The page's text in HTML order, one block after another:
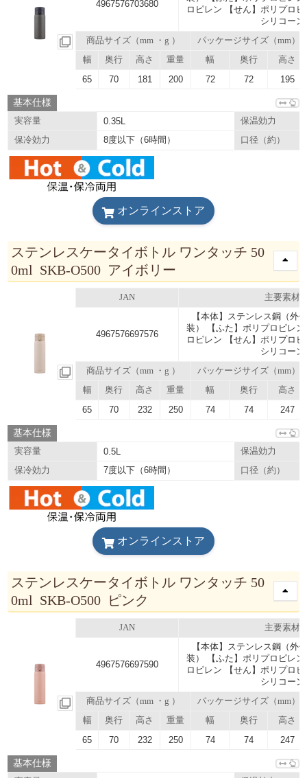
4967576703680
ロピレン 【せん】ポリプロ
シリコーン
商品サイズ（mm ・g ）
パッケージサイズ（mm）
幅
奥行 高さ 重量 幅 奥行 高さ
65 70 181 200 72 72 195
基本仕様
実容量 0.35L
保温効力
保冷効力
8度以下（6時間） 口径（約）
オンラインストア
ステンレスケータイボトル ワンタッチ 50
0ml SKB-O500 アイボリー
JAN 主要素材
4967576697576
【本体】ステンレス鋼（外
装） 【ふた】ポリプロピレ
ロピレン 【せん】ポリプロ
シリコーン
商品サイズ（mm ・g ）
パッケージサイズ（mm）
幅
奥行 高さ 重量 幅 奥行 高さ
65 70 232 250 74 74 247
基本仕様
実容量 0.5L
保温効力
保冷効力
7度以下（6時間） 口径（約）
オンラインストア
ステンレスケータイボトル ワンタッチ 50
0ml SKB-O500 ピンク
JAN 主要素材
4967576697590
【本体】ステンレス鋼（外
装） 【ふた】ポリプロピレ
ロピレン 【せん】ポリプロ
シリコーン
商品サイズ（mm ・g ）
パッケージサイズ（mm）
幅
奥行 高さ 重量 幅 奥行 高さ
65 70 232 250 74 74 247
基本仕様